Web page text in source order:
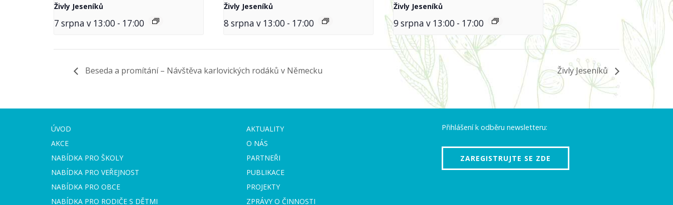
Živly Jeseníků
7 srpna v 13:00 - 17:00
Živly Jeseníků
8 srpna v 13:00 - 17:00
Živly Jeseníků
9 srpna v 13:00 - 17:00
Beseda a promítání – Návštěva karlovických rodáků v Německu Živly Jeseníků
ÚVOD
AKCE
NABÍDKA PRO ŠKOLY
NABÍDKA PRO VEŘEJNOST
NABÍDKA PRO OBCE
NABÍDKA PRO RODIČE S DĚTMI
AKTUALITY
O NÁS
PARTNEŘI
PUBLIKACE
PROJEKTY
ZPRÁVY O ČINNOSTI
Přihlášení k odběru newsletteru:
ZAREGISTRUJTE SE ZDE